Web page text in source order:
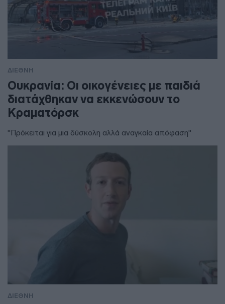
ΔΙΕΘΝΗ
Ουκρανία: Οι οικογένειες με παιδιά
διατάχθηκαν να εκκενώσουν το
Κραματόρσκ
"Πρόκειται για μια δύσκολη αλλά αναγκαία απόφαση"
ΔΙΕΘΝΗ